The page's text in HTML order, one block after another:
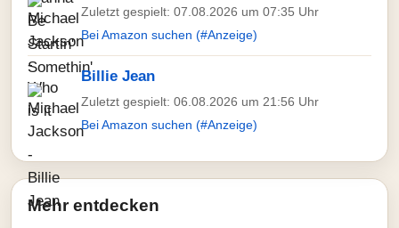
Zuletzt gespielt: 07.08.2026 um 07:35 Uhr
Bei Amazon suchen (#Anzeige)
Billie Jean
Zuletzt gespielt: 06.08.2026 um 21:56 Uhr
Bei Amazon suchen (#Anzeige)
Mehr entdecken